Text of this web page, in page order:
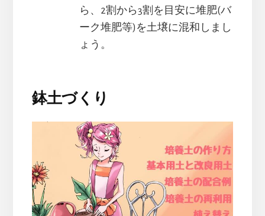
ら、2割から3割を目安に堆肥(バ
ーク堆肥等)を土壌に混和しまし
ょう。
鉢土づくり